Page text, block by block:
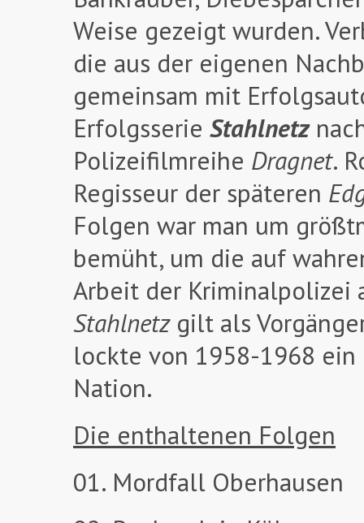
Weise gezeigt wurden.
die aus der eigenen
gemeinsam mit
Erfolgsserie Stahlnetz
Polizeifilmreihe Dragnet.
Regisseur der späteren
Folgen war man um
bemüht, um die auf
Arbeit der Kriminalpolizei
Stahlnetzgilt als
lockte von 1958-1968
Nation.
Die enthaltenen Folgen
01. Mordfall Oberhausen